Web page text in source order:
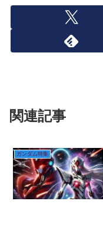
関連記事
ガンダム特集